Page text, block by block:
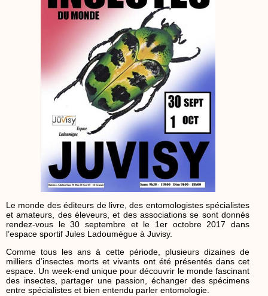
Le monde des éditeurs de livre, des entomologistes spécialistes
et amateurs, des éleveurs, et des associations se sont donnés
rendez-vous le 30 septembre et le 1er octobre 2017 dans
l’espace sportif Jules Ladoumégue à Juvisy.
Comme tous les ans à cette période, plusieurs dizaines de
milliers d’insectes morts et vivants ont été présentés dans cet
espace. Un week-end unique pour découvrir le monde fascinant
des insectes, partager une passion, échanger des spécimens
entre spécialistes et bien entendu parler entomologie.